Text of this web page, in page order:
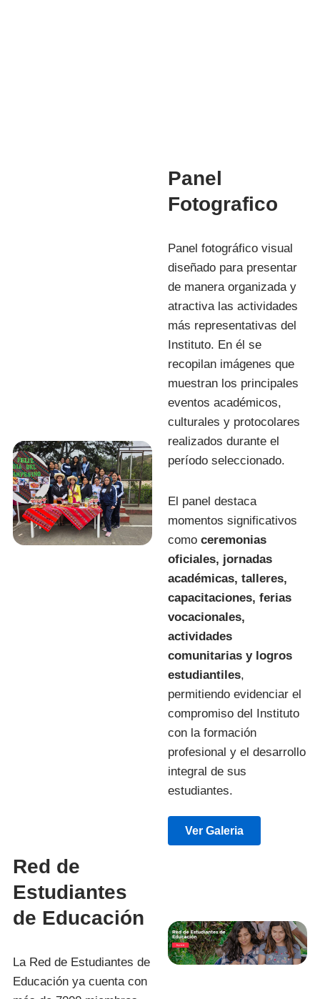
Panel
Fotografico
Panel fotográfico visual
diseñado para presentar
de manera organizada y
atractiva las actividades
más representativas del
Instituto. En él se
recopilan imágenes que
muestran los principales
eventos académicos,
culturales y protocolares
realizados durante el
período seleccionado.
El panel destaca
momentos significativos
como ceremonias
oficiales, jornadas
académicas, talleres,
capacitaciones, ferias
vocacionales,
actividades
comunitarias y logros
estudiantiles,
permitiendo evidenciar el
compromiso del Instituto
con la formación
profesional y el desarrollo
integral de sus
estudiantes.
Ver Galeria
Red de
Estudiantes
de Educación
La Red de Estudiantes de
Educación ya cuenta con